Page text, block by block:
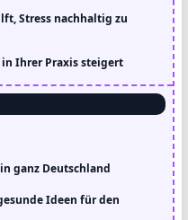
Stress nachhaltig zu
Ihrer Praxis steigert
ganz Deutschland
Ideen für den